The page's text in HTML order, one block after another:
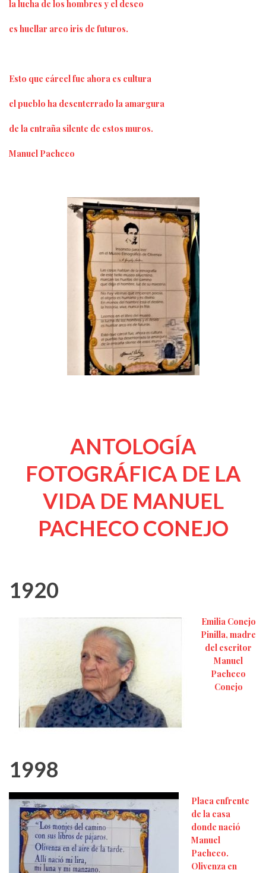
la lucha de los hombres y el deseo
es huellar arco iris de futuros.
Esto que cárcel fue ahora es cultura
el pueblo ha desenterrado la amargura
de la entraña silente de estos muros.
Manuel Pacheco
ANTOLOGÍA
FOTOGRÁFICA DE LA
VIDA DE MANUEL
PACHECO CONEJO
1920
Emilia Conejo
Pinilla, madre
del escritor
Manuel
Pacheco
Conejo
1998
Placa enfrente
de la casa
donde nació
Manuel
Pacheco.
Olivenza en